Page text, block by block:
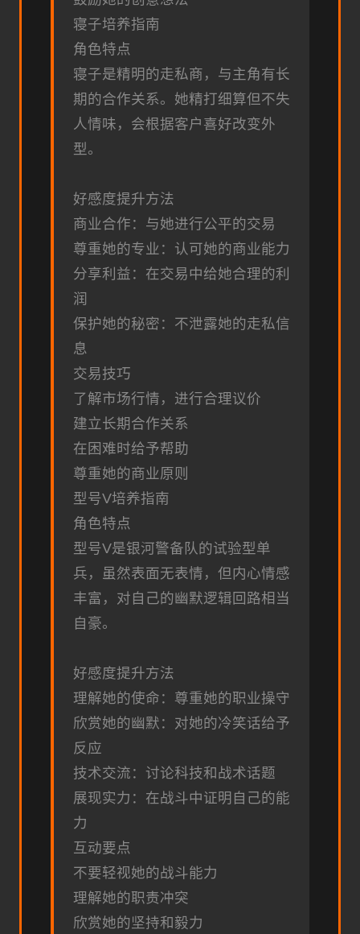
寝子培养指南
角色特点
寝子是精明的走私商，与主角有长
期的合作关系。她精打细算但不失
人情味，会根据客户喜好改变外
型。
好感度提升方法
商业合作：与她进行公平的交易
尊重她的专业：认可她的商业能力
分享利益：在交易中给她合理的利
润
保护她的秘密：不泄露她的走私信
息
交易技巧
了解市场行情，进行合理议价
建立长期合作关系
在困难时给予帮助
尊重她的商业原则
型号V培养指南
角色特点
型号V是银河警备队的试验型单
兵，虽然表面无表情，但内心情感
丰富，对自己的幽默逻辑回路相当
自豪。
好感度提升方法
理解她的使命：尊重她的职业操守
欣赏她的幽默：对她的冷笑话给予
反应
技术交流：讨论科技和战术话题
展现实力：在战斗中证明自己的能
力
互动要点
不要轻视她的战斗能力
理解她的职责冲突
欣赏她的坚持和毅力